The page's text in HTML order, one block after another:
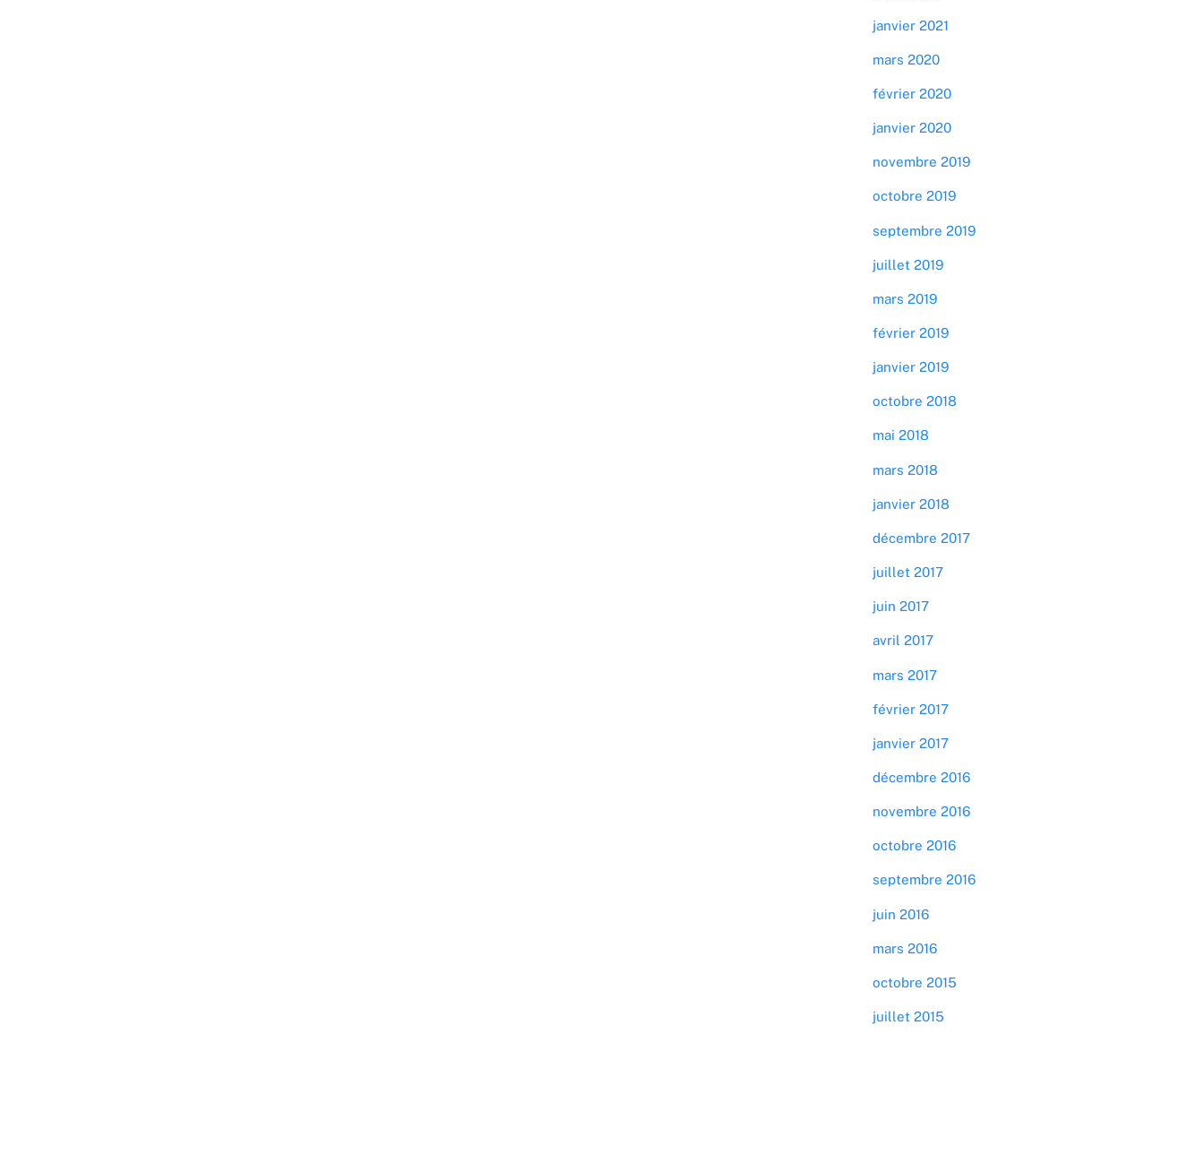
janvier 2021
mars 2020
février 2020
janvier 2020
novembre 2019
octobre 2019
septembre 2019
juillet 2019
mars 2019
février 2019
janvier 2019
octobre 2018
mai 2018
mars 2018
janvier 2018
décembre 2017
juillet 2017
juin 2017
avril 2017
mars 2017
février 2017
janvier 2017
décembre 2016
novembre 2016
octobre 2016
septembre 2016
juin 2016
mars 2016
octobre 2015
juillet 2015